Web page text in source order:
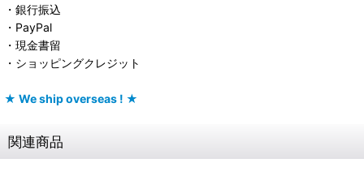
・銀行振込
・PayPal
・現金書留
・ショッピングクレジット
★ We ship overseas ! ★
関連商品